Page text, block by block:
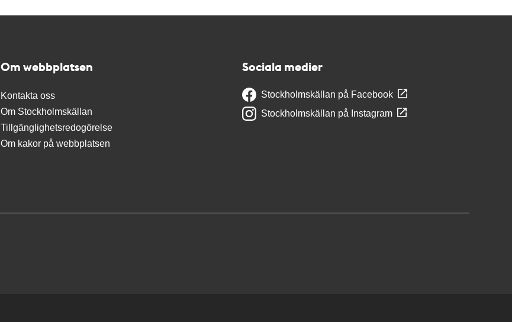
Om webbplatsen
Kontakta oss
Om Stockholmskällan
Tillgänglighetsredogörelse
Om kakor på webbplatsen
Sociala medier
Stockholmskällan på Facebook
Stockholmskällan på Instagram